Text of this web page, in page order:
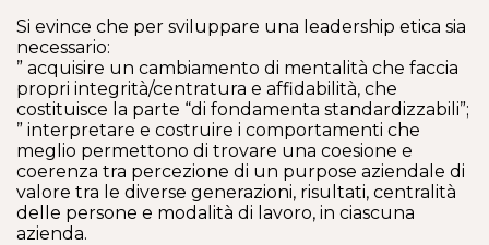
Si evince che per sviluppare una leadership etica sia
necessario:
” acquisire un cambiamento di mentalità che faccia
propri integrità/centratura e affidabilità, che
costituisce la parte “di fondamenta standardizzabili”;
” interpretare e costruire i comportamenti che
meglio permettono di trovare una coesione e
coerenza tra percezione di un purpose aziendale di
valore tra le diverse generazioni, risultati, centralità
delle persone e modalità di lavoro, in ciascuna
azienda.